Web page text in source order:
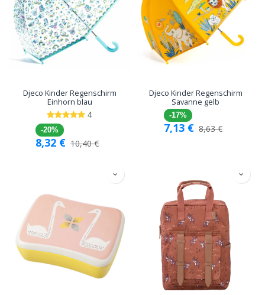
Djeco Kinder Regenschirm
Einhorn blau
4
-20%
8,32 € 10,40€
Djeco Kinder Regenschirm
Savanne gelb
-17%
7,13 € 8,63€